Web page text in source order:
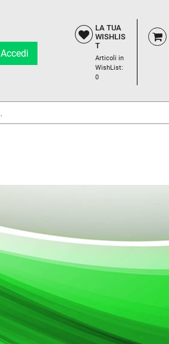
Accedi
LA TUA
WISHLIS
T
Articoli in
WishList:
0